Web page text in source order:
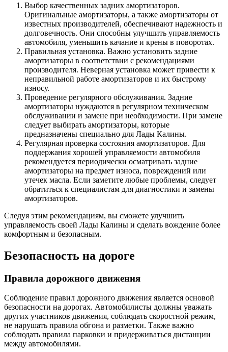
Выбор качественных задних амортизаторов.
Оригинальные амортизаторы, а также амортизаторы от
известных производителей, обеспечивают надежность и
долговечность. Они способны улучшить управляемость
автомобиля, уменьшить качание и крены в поворотах.
Правильная установка. Важно установить задние
амортизаторы в соответствии с рекомендациями
производителя. Неверная установка может привести к
неправильной работе амортизаторов и их быстрому
износу.
Проведение регулярного обслуживания. Задние
амортизаторы нуждаются в регулярном техническом
обслуживании и замене при необходимости. При замене
следует выбирать амортизаторы, которые
предназначены специально для Лады Калины.
Регулярная проверка состояния амортизаторов. Для
поддержания хорошей управляемости автомобиля
рекомендуется периодически осматривать задние
амортизаторы на предмет износа, повреждений или
утечек масла. Если заметите любые проблемы, следует
обратиться к специалистам для диагностики и замены
амортизаторов.
Следуя этим рекомендациям, вы сможете улучшить
управляемость своей Лады Калины и сделать вождение более
комфортным и безопасным.
Безопасность на дороге
Правила дорожного движения
Соблюдение правил дорожного движения является основой
безопасности на дорогах. Автомобилисты должны уважать
других участников движения, соблюдать скоростной режим,
не нарушать правила обгона и разметки. Также важно
соблюдать правила парковки и придерживаться дистанции
между автомобилями.